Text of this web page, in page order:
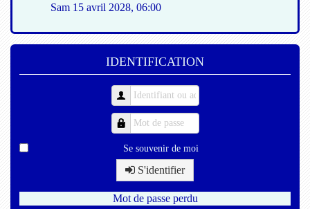
Sam 15 avril 2028, 06:00
IDENTIFICATION
Se souvenir de moi
S'identifier
Mot de passe perdu